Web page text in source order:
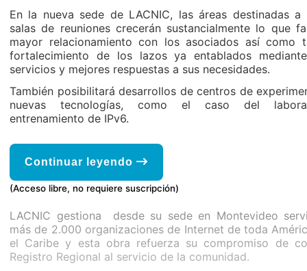
En la nueva sede de LACNIC, las áreas destinadas
salas de reuniones crecerán sustancialmente lo que
mayor relacionamiento con los asociados así como
fortalecimiento de los lazos ya entablados
servicios y mejores respuestas a sus necesidades.
También posibilitará desarrollos de centros de
nuevas tecnologías, como el caso del
entrenamiento de IPv6.
Continuar leyendo
(Acceso libre, no requiere suscripción)
LACNIC gestiona desde su sede en Montevideo
más de 2.000 organizaciones de Internet de toda
el Caribe y esta obra refuerza su compromiso de
Registro Regional al servicio de la comunidad.